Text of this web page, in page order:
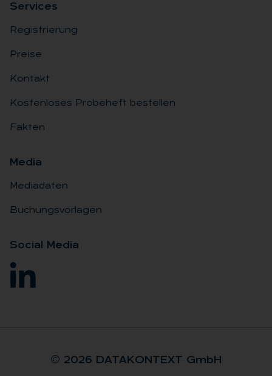
Ser­vices
Registrierung
Preise
Kontakt
Kostenloses Probeheft bestellen
Fakten
Me­dia
Mediadaten
Buchungsvorlagen
So­ci­al Me­dia
© 2026 DA­TA­KON­TEXT GmbH